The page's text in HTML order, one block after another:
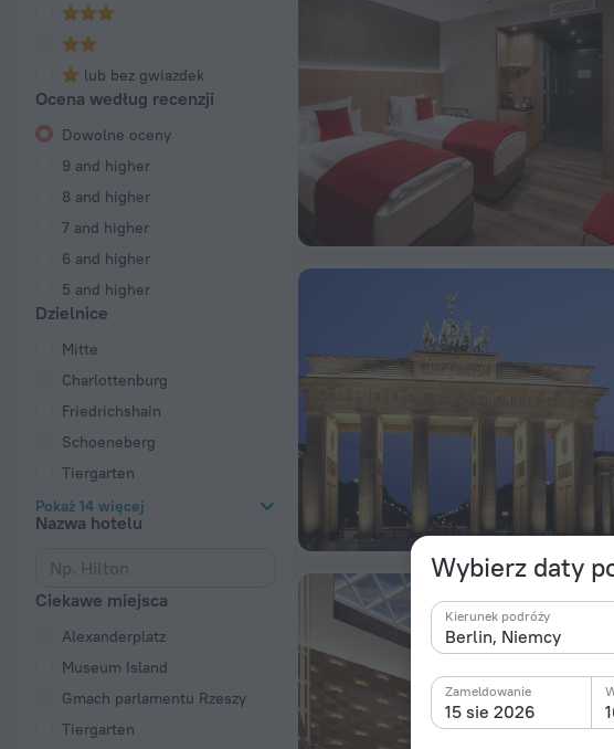
Wybierz daty
Kierunek podróży
15 sie 2026
Zameldowanie
lub bez gwiazdek
Ocena według recenzji
Dowolne oceny
9 and higher
8 and higher
7 and higher
6 and higher
5 and higher
Dzielnice
Mitte
Charlottenburg
Friedrichshain
Schoeneberg
Tiergarten
Pokaż 14 więcej
Nazwa hotelu
Ciekawe miejsca
Alexanderplatz
Museum Island
Gmach parlamentu Rzeszy
Tiergarten